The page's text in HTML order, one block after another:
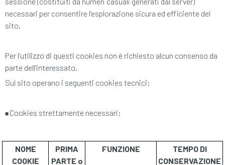
necessari per consentire l’esplorazione sicura ed efficiente del
sito.
Per l’utilizzo di questi cookies non è richiesto alcun consenso da
parte dell’interessato.
Sul sito operano i seguenti cookies tecnici:
■ Cookies strettamente necessari:
NOME
COOKIE
PRIMA
PARTE o
FUNZIONE
TEMPO DI
CONSERVAZIONE